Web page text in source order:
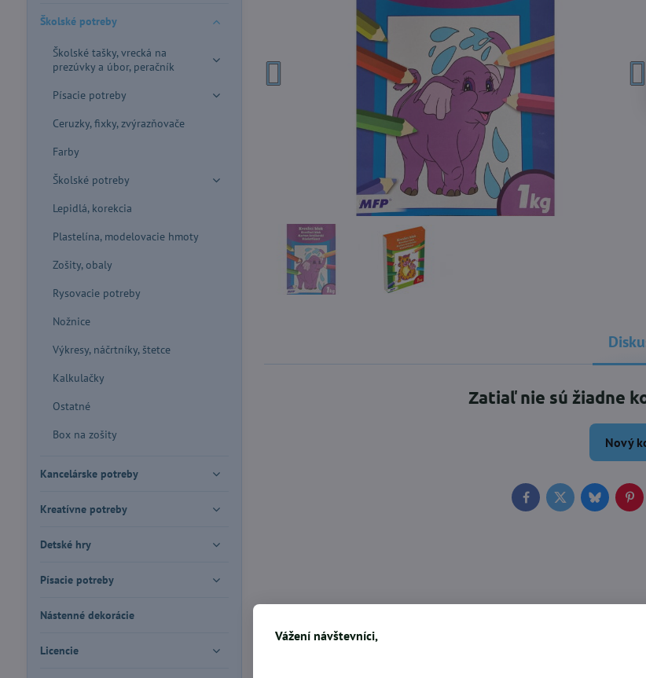
Zatiaľ nie sú žiadne
Nový
FacebookTwitterBluesky
Školské potreby
Školské tašky, vrecká na
prezúvky a úbor, peračník
Písacie potreby
Ceruzky, fixky, zvýrazňovače
Farby
Školské potreby
Lepidlá, korekcia
Plastelína, modelovacie hmoty
Zošity, obaly
Rysovacie potreby
Nožnice
Výkresy, náčrtníky, štetce
Kalkulačky
Ostatné
Box na zošity
Kancelárske potreby
Kreatívne potreby
Detské hry
Písacie potreby
Nástenné dekorácie
Licencie
Vážení návštevníci,